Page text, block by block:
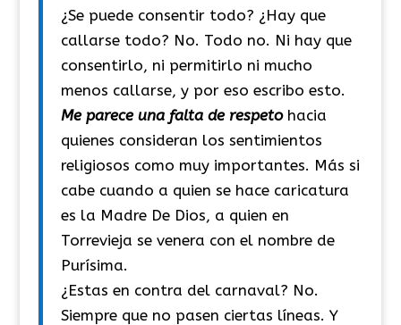
¿Se puede consentir todo? ¿Hay que
callarse todo? No. Todo no. Ni hay que
consentirlo, ni permitirlo ni mucho
menos callarse, y por eso escribo esto.
Me parece una falta de respetohacia
quienes consideran los sentimientos
religiosos como muy importantes. Más si
cabe cuando a quien se hace caricatura
es la Madre De Dios, a quien en
Torrevieja se venera con el nombre de
Purísima.
¿Estas en contra del carnaval? No.
Siempre que no pasen ciertas líneas. Y